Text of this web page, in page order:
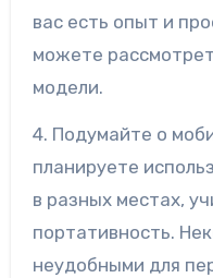
вас есть опыт и
можете
модели.
4. Подумайте о
планируете
в разных местах,
портативность.
неудобными для